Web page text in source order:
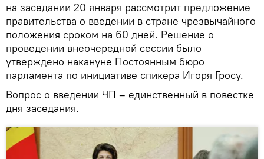
на заседании 20 января рассмотрит предложение
правительства о введении в стране чрезвычайного
положения сроком на 60 дней. Решение о
проведении внеочередной сессии было
утверждено накануне Постоянным бюро
парламента по инициативе спикера Игоря Гросу.
Вопрос о введении ЧП – единственный в повестке
дня заседания.